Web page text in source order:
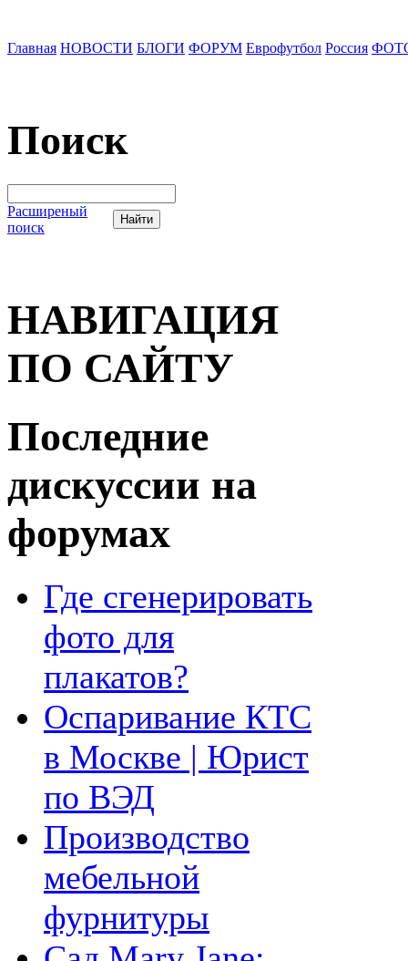
Главная НОВОСТИ БЛОГИ ФОРУМ Еврофутбол Россия
Поиск
Расширеный
поиск
НАВИГАЦИЯ
ПО САЙТУ
Последние
дискуссии на
форумах
Где сгенерировать
фото для
плакатов?
Оспаривание КТС
в Москве | Юрист
по ВЭД
Производство
мебельной
фурнитуры